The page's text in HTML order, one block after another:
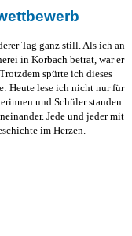
Tag ganz still. Als ich an
in Korbach betrat, war er
spürte ich dieses
Heute lese ich nicht nur für
und Schüler standen
Jede und jeder mit
im Herzen.